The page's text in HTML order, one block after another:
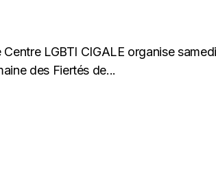
LGBTI CIGALE organise
des Fiertés de...